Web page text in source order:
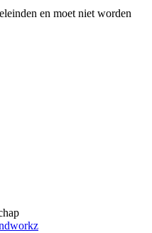
en moet niet worden